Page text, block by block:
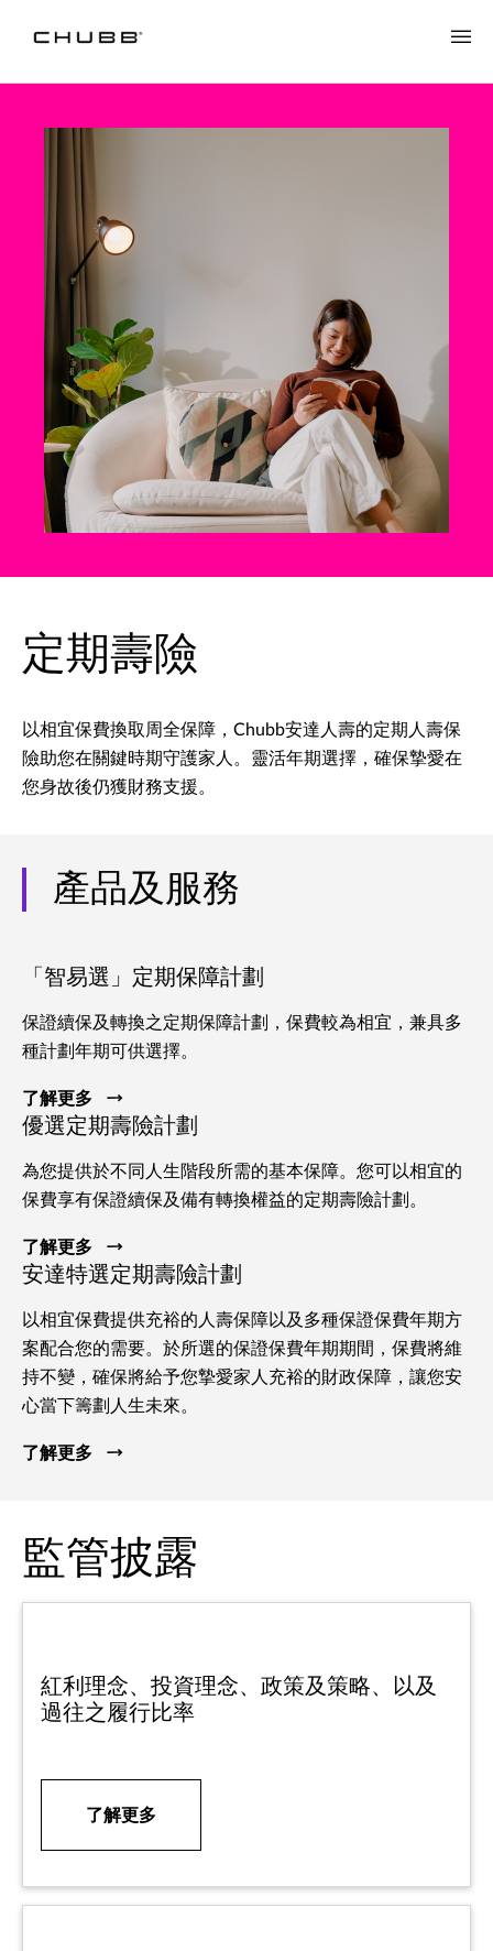
定期壽險
以相宜保費換取周全保障，Chubb安達人壽的定期人壽保
險助您在關鍵時期守護家人。靈活年期選擇，確保摯愛在
您身故後仍獲財務支援。
產品及服務
「智易選」定期保障計劃
保證續保及轉換之定期保障計劃，保費較為相宜，兼具多
種計劃年期可供選擇。
了解更多
優選定期壽險計劃
為您提供於不同人生階段所需的基本保障。您可以相宜的
保費享有保證續保及備有轉換權益的定期壽險計劃。
了解更多
安達特選定期壽險計劃
以相宜保費提供充裕的人壽保障以及多種保證保費年期方
案配合您的需要。於所選的保證保費年期期間，保費將維
持不變，確保將給予您摯愛家人充裕的財政保障，讓您安
心當下籌劃人生未來。
了解更多
監管披露
紅利理念、投資理念、政策及策略、以及
過往之履行比率
了解更多